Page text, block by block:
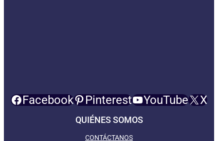
Facebook Pinterest YouTube X
QUIÉNES SOMOS
CONTÁCTANOS